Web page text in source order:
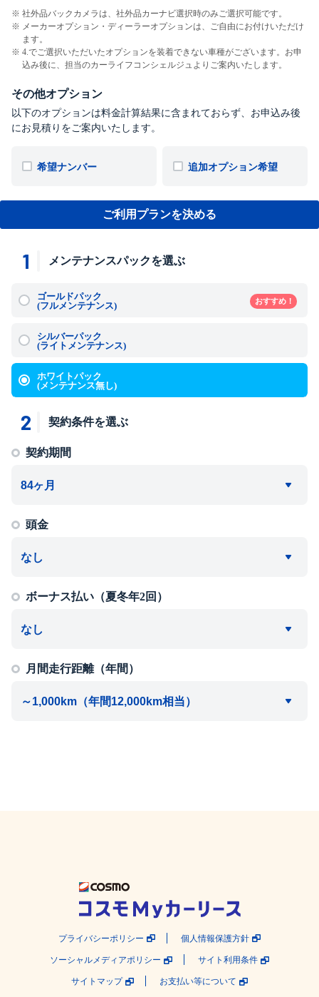
社外品バックカメラは、社外品カーナビ選択時のみご選択可能です。
メーカーオプション・ディーラーオプションは、ご自由にお付けいただけ
ます。
4.でご選択いただいたオプションを装着できない車種がございます。お申
込み後に、担当のカーライフコンシェルジュよりご案内いたします。
その他オプション
以下のオプションは料金計算結果に含まれておらず、お申込み後
にお見積りをご案内いたします。
希望ナンバー 追加オプション希望
ご利用プランを決める
1 メンテナンスパックを選ぶ
ゴールドパック
(フルメンテナンス)
おすすめ！
シルバーパック
(ライトメンテナンス)
ホワイトパック
(メンテナンス無し)
2 契約条件を選ぶ
契約期間
頭金
ボーナス払い（夏冬年2回）
月間走行距離（年間）
プライバシーポリシー 個人情報保護方針
ソーシャルメディアポリシー サイト利用条件
サイトマップ お支払い等について